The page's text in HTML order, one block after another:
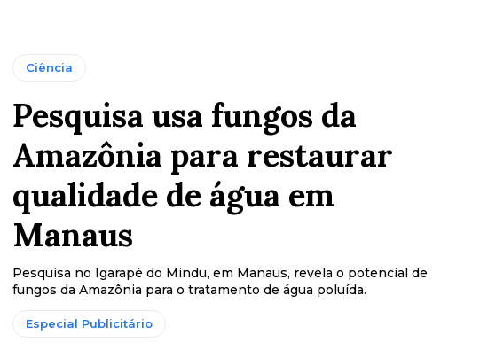
Ciência
Pesquisa usa fungos da
Amazônia para restaurar
qualidade de água em
Manaus
Pesquisa no Igarapé do Mindu, em Manaus, revela o potencial de
fungos da Amazônia para o tratamento de água poluída.
Especial Publicitário